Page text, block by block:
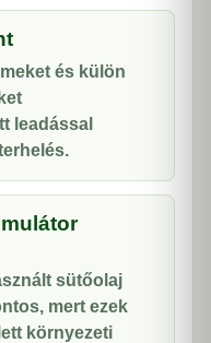
és külön
leadással
sütőolaj
mert ezek
környezeti